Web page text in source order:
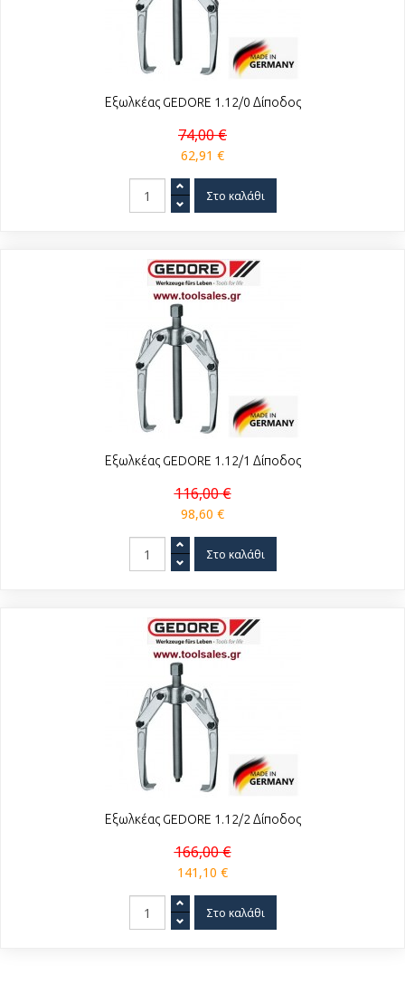
Εξωλκέας GEDORE 1.12/0 Δίποδος
74,00 €
62,91 €
Εξωλκέας GEDORE 1.12/1 Δίποδος
116,00 €
98,60 €
Εξωλκέας GEDORE 1.12/2 Δίποδος
166,00 €
141,10 €